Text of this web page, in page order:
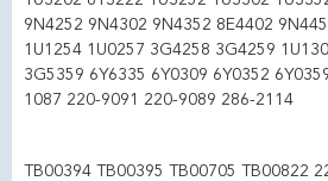
9N4252 9N4302 9N4352 8E4402
1U1254 1U0257 3G4258 3G4259
3G5359 6Y6335 6Y0309 6Y0352
1087 220-9091 220-9089 286-2114
TB00394 TB00395 TB00705 TB00822